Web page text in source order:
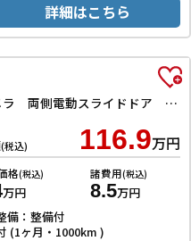
詳細はこちら
ハイブリッドXZ ETC 全周囲カメラ 両側電動スライドドア クリアランスソナー レーンアシスト 衝突被害軽減システム オートライト スマートキー アイドリングストップ 電動格納ミラー シートヒーター ベンチシート
(税込) 116.9万円
格(税込)
万円
諸費用(税込)
8.5万円
備：整備付
(1ヶ月・1000km )